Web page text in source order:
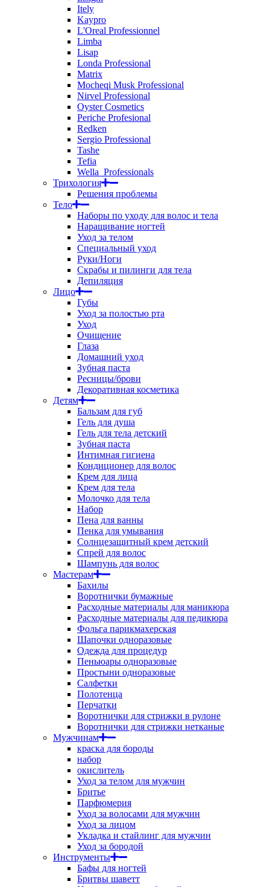
Itely
Kaypro
L'Oreal Professionnel
Limba
Lisap
Londa Professional
Matrix
Mocheqi Musk Professional
Nirvel Professional
Oyster Cosmetics
Periche Profesional
Redken
Sergio Professional
Tashe
Tefia
Wella_Professionals
Трихология
Решения проблемы
Тело
Наборы по уходу для волос и тела
Наращивание ногтей
Уход за телом
Специальный уход
Руки/Ноги
Скрабы и пилинги для тела
Депиляция
Лицо
Губы
Уход за полостью рта
Уход
Очищение
Глаза
Домашний уход
Зубная паста
Ресницы/брови
Декоративная косметика
Детям
Бальзам для губ
Гель для душа
Гель для тела детский
Зубная паста
Интимная гигиена
Кондиционер для волос
Крем для лица
Крем для тела
Молочко для тела
Набор
Пена для ванны
Пенка для умывания
Солнцезащитный крем детский
Спрей для волос
Шампунь для волос
Мастерам
Бахилы
Воротнички бумажные
Расходные материалы для маникюра
Расходные материалы для педикюра
Фольга парикмахерская
Шапочки одноразовые
Одежда для процедур
Пеньюары одноразовые
Простыни одноразовые
Салфетки
Полотенца
Перчатки
Воротнички для стрижки в рулоне
Воротнички для стрижки нетканые
Мужчинам
краска для бороды
набор
окислитель
Уход за телом для мужчин
Бритье
Парфюмерия
Уход за волосами для мужчин
Уход за лицом
Укладка и стайлинг для мужчин
Уход за бородой
Инструменты
Бафы для ногтей
Бритвы шаветт